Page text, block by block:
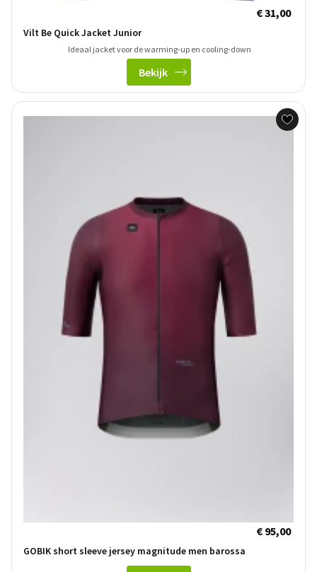
€ 31,00
Vilt Be Quick Jacket Junior
Ideaal jacket voor de warming-up en cooling-down
Bekijk
€ 95,00
GOBIK short sleeve jersey magnitude men barossa